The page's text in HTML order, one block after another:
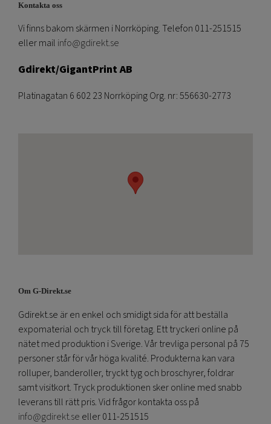
Kontakta oss
Vi finns bakom skärmen i Norrköping. Telefon 011-251515
eller mail info@gdirekt.se
Gdirekt/GigantPrint AB
Platinagatan 6 602 23 Norrköping Org. nr: 556630-2773
Om G-Direkt.se
Gdirekt.se är en enkel och smidigt sida för att beställa
expomaterial och tryck till företag. Ett tryckeri online på
nätet med produktion i Sverige. Vår trevliga personal på 75
personer står för vår höga kvalité. Produkterna kan vara
rolluper, banderoller, tryckt tyg och broschyrer, foldrar
samt visitkort. Tryck produktionen sker online med snabb
leverans till rätt pris. Vid frågor kontakta oss på
info@gdirekt.se eller 011-251515